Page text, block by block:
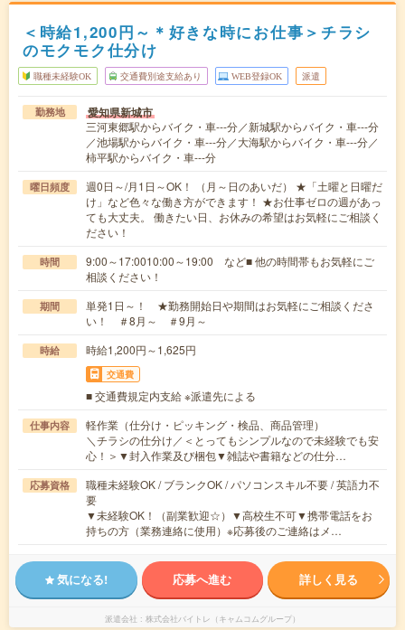
＜時給1,200円～＊好きな時にお仕事＞チラシ
のモクモク仕分け
職種未経験OK 交通費別途支給あり WEB登録OK 派遣
勤務地 愛知県新城市
三河東郷駅からバイク・車---分／新城駅からバイク・車---分
／池場駅からバイク・車---分／大海駅からバイク・車---分／
柿平駅からバイク・車---分
曜日頻度
週0日～/月1日～OK！ （月～日のあいだ） ★「土曜と日曜だ
け」など色々な働き方ができます！ ★お仕事ゼロの週があっ
ても大丈夫。 働きたい日、お休みの希望はお気軽にご相談く
ださい！
時間
9:00～17:0010:00～19:00 など■ 他の時間帯もお気軽にご
相談ください！
期間
単発1日～！ ★勤務開始日や期間はお気軽にご相談くださ
い！ ＃8月～ ＃9月～
時給 時給1,200円～1,625円
交通費
■ 交通費規定内支給 ※派遣先による
仕事内容
軽作業（仕分け・ピッキング・検品、商品管理）
＼チラシの仕分け／＜とってもシンプルなので未経験でも安
心！＞▼封入作業及び梱包▼雑誌や書籍などの仕分…
応募資格
職種未経験OK / ブランクOK / パソコンスキル不要 / 英語力不
要
▼未経験OK！（副業歓迎☆）▼高校生不可▼携帯電話をお
持ちの方（業務連絡に使用）※応募後のご連絡はメ…
気になる! 応募へ進む 詳しく見る
派遣会社 株式会社バイトレ（キャムコムグループ）